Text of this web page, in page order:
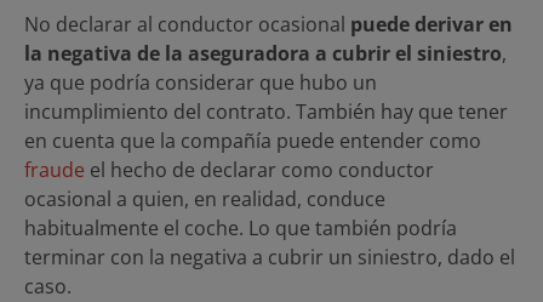
No declarar al conductor ocasional puede derivar en
la negativa de la aseguradora a cubrir el siniestro,
ya que podría considerar que hubo un
incumplimiento del contrato. También hay que tener
en cuenta que la compañía puede entender como
fraude el hecho de declarar como conductor
ocasional a quien, en realidad, conduce
habitualmente el coche. Lo que también podría
terminar con la negativa a cubrir un siniestro, dado el
caso.